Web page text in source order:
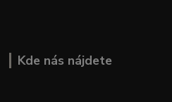
Kde nás nájdete